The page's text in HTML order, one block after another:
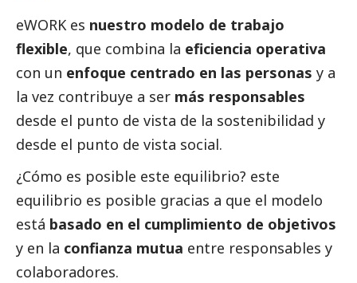
eWORK es nuestro modelo de trabajo
flexible, que combina la eficiencia operativa
con un enfoque centrado en las personas y a
la vez contribuye a ser más responsables
desde el punto de vista de la sostenibilidad y
desde el punto de vista social.
¿Cómo es posible este equilibrio? este
equilibrio es posible gracias a que el modelo
está basado en el cumplimiento de objetivos
y en la confianza mutua entre responsables y
colaboradores.